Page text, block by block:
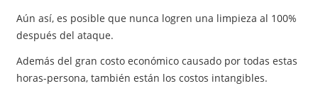
Aún así, es posible que nunca logren una limpieza al 100%
después del ataque.
Además del gran costo económico causado por todas estas
horas-persona, también están los costos intangibles.